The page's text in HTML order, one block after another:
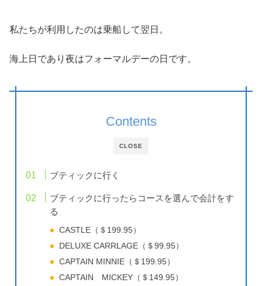
私たちが利用したのは乗船して翌日。
海上日であり夜はフォーマルデーの日です。
CLOSE
Contents
ブティックに行く
ブティックに行ったらコースを選んで会計をす
る
CASTLE（＄199.95）
DELUXE CARRLAGE（＄99.95）
CAPTAIN MINNIE（＄199.95）
CAPTAIN MICKEY（＄149.95）